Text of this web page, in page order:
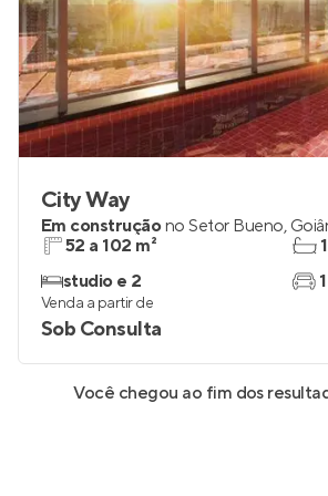
City Way
Em construçãono Setor Bueno,
52 a 102 m²
studio e 2
1
Venda a partir de
Sob Consulta
Você chegou ao fim dos